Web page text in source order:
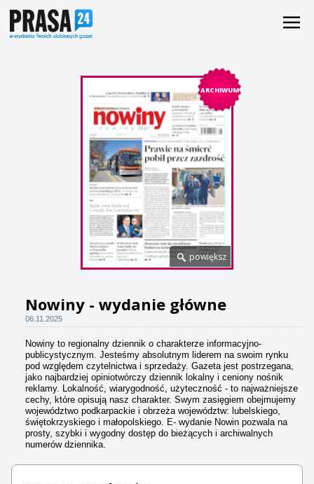
ARCHIWUM
powiększ
Nowiny - wydanie główne
06.11.2025
Nowiny to regionalny dziennik o charakterze informacyjno-
publicystycznym. Jesteśmy absolutnym liderem na swoim rynku
pod względem czytelnictwa i sprzedaży. Gazeta jest postrzegana,
jako najbardziej opiniotwórczy dziennik lokalny i ceniony nośnik
reklamy. Lokalność, wiarygodność, użyteczność - to najważniejsze
cechy, które opisują nasz charakter. Swym zasięgiem obejmujemy
województwo podkarpackie i obrzeża województw: lubelskiego,
świętokrzyskiego i małopolskiego. E- wydanie Nowin pozwala na
prosty, szybki i wygodny dostęp do bieżących i archiwalnych
numerów dziennika.